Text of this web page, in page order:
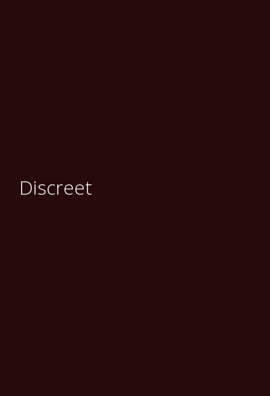
Discreet